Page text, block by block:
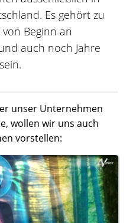
Es gehört zu
Beginn an
auch noch Jahre
unser Unternehmen
wollen wir uns auch
vorstellen: